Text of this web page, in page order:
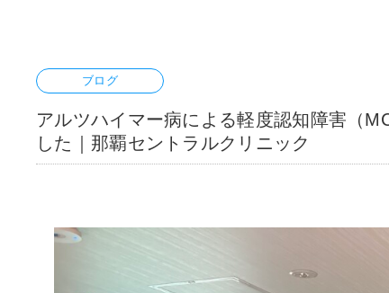
アルツハイマー病による軽度認知障害（
した｜那覇セントラルクリニック
ブログ